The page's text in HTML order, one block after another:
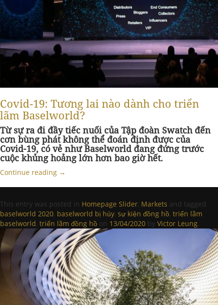
Covid-19: Tương lai nào dành cho triển
lãm Baselworld?
Từ sự ra đi đầy tiếc nuối của Tập đoàn Swatch đến
cơn bùng phát không thể đoán định được của
Covid-19, có vẻ như Baselworld đang đứng trước
cuộc khủng hoảng lớn hơn bao giờ hết.
Continue reading →
This entry was posted in Homepage Slider, Markets and tagged
baselworld 2020, baselworld bị hủy, sự kiện đồng hồ, triển lãm
baselworld, triển lãm đồng hồ on 13/04/2020 by Victor Leung.